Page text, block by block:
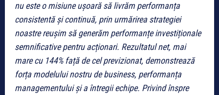
nu este o misiune ușoară să livrăm performanța
consistentă și continuă, prin urmărirea strategiei
noastre reușim să generăm performanțe investiționale
semnificative pentru acționari. Rezultatul net, mai
mare cu 144% față de cel previzionat, demonstrează
forța modelului nostru de business, performanța
managementului și a întregii echipe. Privind înspre